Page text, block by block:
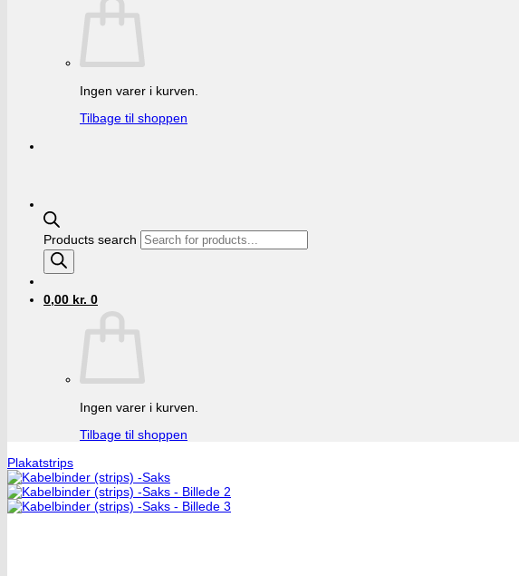
Ingen varer i kurven.
Tilbage til shoppen
Products search
0,00 kr. 0
Ingen varer i kurven.
Tilbage til shoppen
Plakatstrips